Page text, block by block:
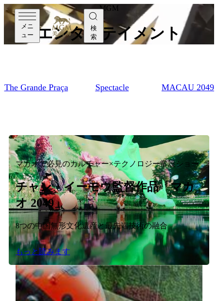
メニ
ュー
検
索
MGM
エンターテイメント
The Grande Praça Spectacle MACAU 2049
マカオで必見のカルチャー×テクノロジー常設ショー
チャン・イーモウ監督作品「マカ
オ 2049」
8つの中国無形文化遺産と最先端技術の融合
もっと読みます
Museum Encounter - The Tang Story